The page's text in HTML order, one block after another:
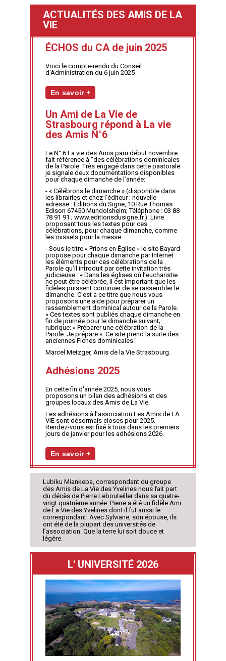
ACTUALITÉS DES AMIS DE LA
VIE
ÉCHOS du CA de juin 2025
Voici le compte-rendu du Conseil
d'Administration du 6 juin 2025
En savoir +
Un Ami de La Vie de
Strasbourg répond à La vie
des Amis N°6
Le N° 6 La vie des Amis paru début novembre
fait référence à "des célébrations dominicales
de la Parole. Très engagé dans cette pastorale
je signale deux documentations disponibles
pour chaque dimanche de l’année:
- « Célébrons le dimanche » (disponible dans
les librairies et chez l’éditeur ; nouvelle
adresse : Éditions du Signe, 10 Rue Thomas
Edison 67450 Mundolsheim; Téléphone : 03 88
78 91 91 ; www.editionsdusigne.fr.). Livre
proposant tous les textes pour ces
célébrations, pour chaque dimanche, comme
les missels pour la messe.
- Sous le titre « Prions en Église » le site Bayard
propose pour chaque dimanche par Internet
les éléments pour ces célébrations de la
Parole qu’il introduit par cette invitation très
judicieuse : « Dans les églises où l’eucharistie
ne peut être célébrée, il est important que les
fidèles puissent continuer de se rassembler le
dimanche. C’est à ce titre que nous vous
proposons une aide pour préparer un
rassemblement dominical autour de la Parole.
» Ces textes sont publiés chaque dimanche en
fin de journée pour le dimanche suivant;
rubrique: « Préparer une célébration de la
Parole. Je prépare ». Ce site prend la suite des
anciennes Fiches dominicales."
Marcel Metzger, Amis de la Vie Strasbourg.
Adhésions 2025
En cette fin d'année 2025, nous vous
proposons un bilan des adhésions et des
groupes locaux des Amis de La Vie.
Les adhésions à l’association Les Amis de LA
VIE sont désormais closes pour 2025.
Rendez-vous est fixé à tous dans les premiers
jours de janvier pour les adhésions 2026.
En savoir +
Lubiku Miankeba, correspondant du groupe
des Amis de La Vie des Yvelines nous fait part
du décès de Pierre Lebouteiller dans sa quatre-
vingt quatrième année. Pierre a été un fidèle Ami
de La Vie des Yvelines dont il fut aussi le
correspondant. Avec Sylviane, son épouse, ils
ont été de la plupart des universités de
l’association. Que la terre lui soit douce et
légère.
L' UNIVERSITÉ 2026